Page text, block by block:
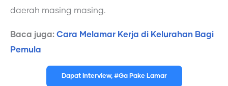
daerah masing masing.
Baca juga: Cara Melamar Kerja di Kelurahan Bagi
Pemula
Dapat Interview, #Ga Pake Lamar